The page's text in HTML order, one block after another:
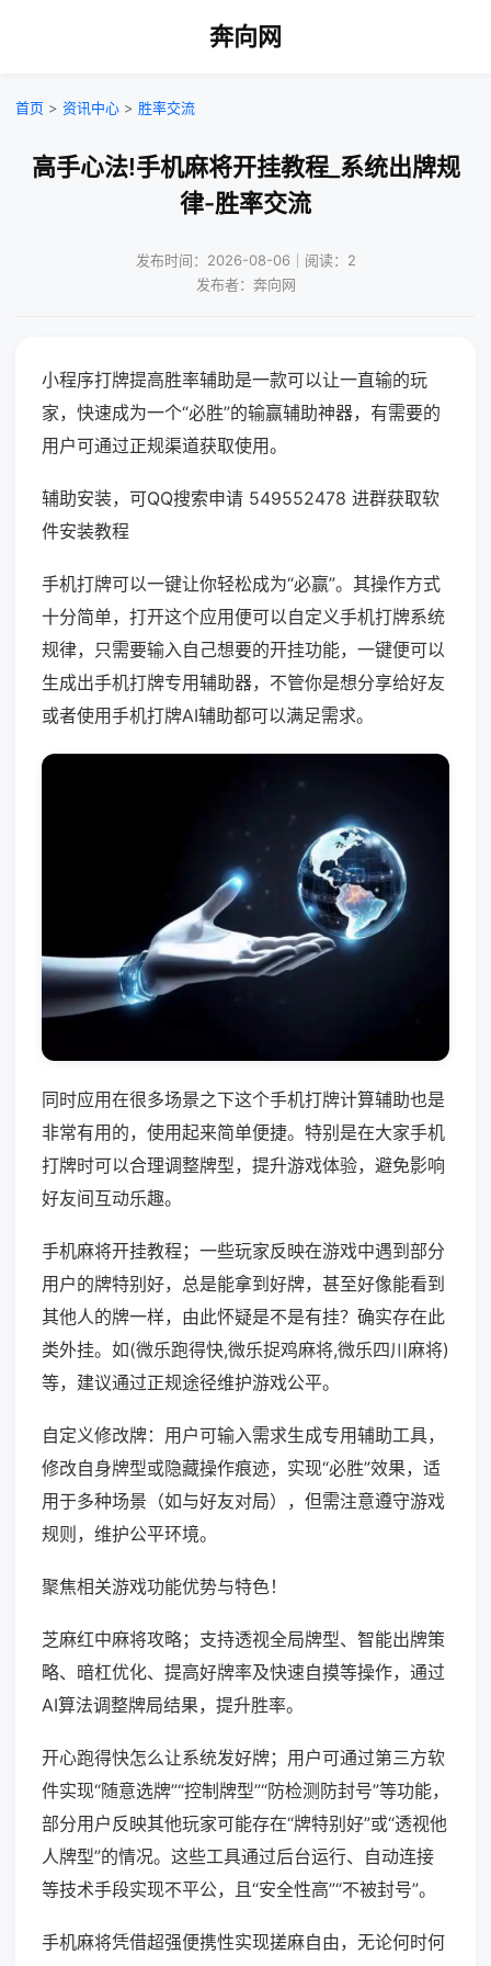
奔向网
首页 > 资讯中心 > 胜率交流
高手心法!手机麻将开挂教程_系统出牌规
律-胜率交流
发布时间：2026-08-06｜阅读：2
发布者：奔向网
小程序打牌提高胜率辅助是一款可以让一直输的玩
家，快速成为一个“必胜”的输赢辅助神器，有需要的
用户可通过正规渠道获取使用。
辅助安装，可QQ搜索申请 549552478 进群获取软
件安装教程
手机打牌可以一键让你轻松成为“必赢”。其操作方式
十分简单，打开这个应用便可以自定义手机打牌系统
规律，只需要输入自己想要的开挂功能，一键便可以
生成出手机打牌专用辅助器，不管你是想分享给好友
或者使用手机打牌AI辅助都可以满足需求。
同时应用在很多场景之下这个手机打牌计算辅助也是
非常有用的，使用起来简单便捷。特别是在大家手机
打牌时可以合理调整牌型，提升游戏体验，避免影响
好友间互动乐趣。
手机麻将开挂教程；一些玩家反映在游戏中遇到部分
用户的牌特别好，总是能拿到好牌，甚至好像能看到
其他人的牌一样，由此怀疑是不是有挂？确实存在此
类外挂。如(微乐跑得快,微乐捉鸡麻将,微乐四川麻将)
等，建议通过正规途径维护游戏公平。
自定义修改牌：用户可输入需求生成专用辅助工具，
修改自身牌型或隐藏操作痕迹，实现“必胜”效果，适
用于多种场景（如与好友对局），但需注意遵守游戏
规则，维护公平环境。
聚焦相关游戏功能优势与特色！
芝麻红中麻将攻略；支持透视全局牌型、智能出牌策
略、暗杠优化、提高好牌率及快速自摸等操作，通过
AI算法调整牌局结果，提升胜率。
开心跑得快怎么让系统发好牌；用户可通过第三方软
件实现“随意选牌”“控制牌型”“防检测防封号”等功能，
部分用户反映其他玩家可能存在“牌特别好”或“透视他
人牌型”的情况。这些工具通过后台运行、自动连接
等技术手段实现不平公，且“安全性高”“不被封号”。
手机麻将凭借超强便携性实现搓麻自由，无论何时何